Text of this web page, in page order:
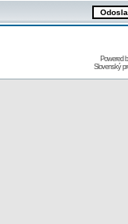
Powered
Slovenský